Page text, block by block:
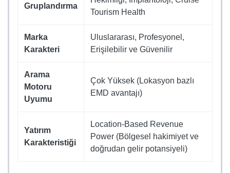
Gruplandırma
Tourism Health
Marka
Karakteri
Uluslararası, Profesyonel,
Erişilebilir ve Güvenilir
Arama
Motoru
Uyumu
Çok Yüksek (Lokasyon bazlı
EMD avantajı)
Yatırım
Karakteristiği
Location-Based Revenue
Power (Bölgesel hakimiyet ve
doğrudan gelir potansiyeli)